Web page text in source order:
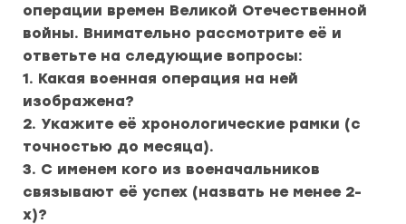
операции времен Великой Отечественной
войны. Внимательно рассмотрите её и
ответьте на следующие вопросы:
1. Какая военная операция на ней
изображена?
2. Укажите её хронологические рамки (с
точностью до месяца).
3. С именем кого из военачальников
связывают её успех (назвать не менее 2-
х)?